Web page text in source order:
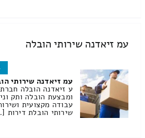
עמ זיאדנה שירותי הובלה
עמ זיאדנה שירותי
ע זיאדנה הובלה
ומבצעת הובלה ותק
עבודה מקצועית
שירותי הובלת דירות